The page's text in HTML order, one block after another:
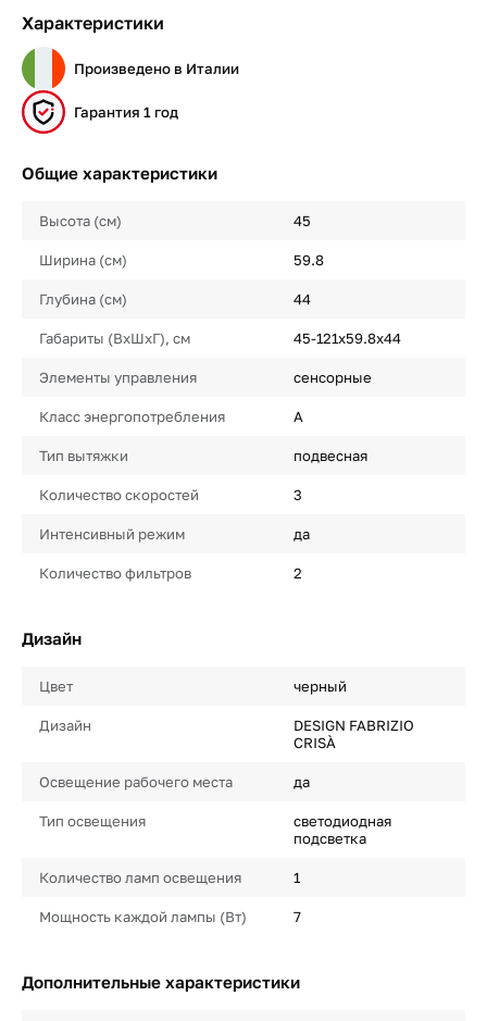
Характеристики
Произведено в Италии
Гарантия 1 год
Общие характеристики
Высота (см) 45
Ширина (см) 59.8
Глубина (см) 44
Габариты (ВхШхГ), см 45-121х59.8х44
Элементы управления сенсорные
Класс энергопотребления A
Тип вытяжки подвесная
Количество скоростей 3
Интенсивный режим да
Количество фильтров 2
Дизайн
Цвет черный
Дизайн
DESIGN FABRIZIO
CRISÀ
Освещение рабочего места да
Тип освещения
светодиодная
подсветка
Количество ламп освещения 1
Мощность каждой лампы (Вт) 7
Дополнительные характеристики